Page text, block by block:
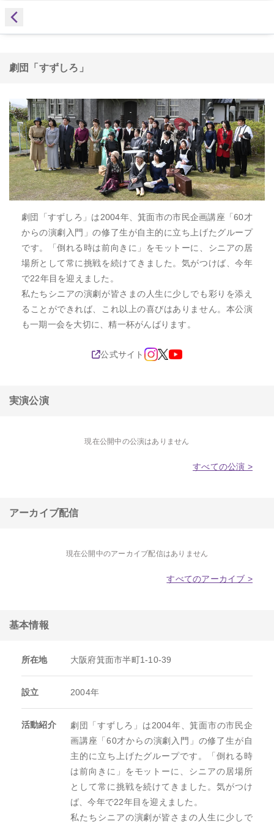
劇団「すずしろ」
劇団「すずしろ」は2004年、箕面市の市民企画講座「60才
からの演劇入門」の修了生が自主的に立ち上げたグループ
です。「倒れる時は前向きに」をモットーに、シニアの居
場所として常に挑戦を続けてきました。気がつけば、今年
で22年目を迎えました。
私たちシニアの演劇が皆さまの人生に少しでも彩りを添え
ることができれば、これ以上の喜びはありません。本公演
も一期一会を大切に、精一杯がんばります。
公式サイト
実演公演
現在公開中の公演はありません
すべての公演 >
アーカイブ配信
現在公開中のアーカイブ配信はありません
すべてのアーカイブ >
基本情報
所在地 大阪府箕面市半町1-10-39
設立 2004年
活動紹介
劇団「すずしろ」は2004年、箕面市の市民企
画講座「60才からの演劇入門」の修了生が自
主的に立ち上げたグループです。「倒れる時
は前向きに」をモットーに、シニアの居場所
として常に挑戦を続けてきました。気がつけ
ば、今年で22年目を迎えました。
私たちシニアの演劇が皆さまの人生に少しで